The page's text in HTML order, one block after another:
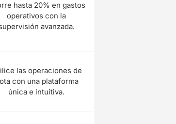
hasta 20% en gastos
operativos con la
avanzada.
las operaciones de
con una plataforma
única e intuitiva.